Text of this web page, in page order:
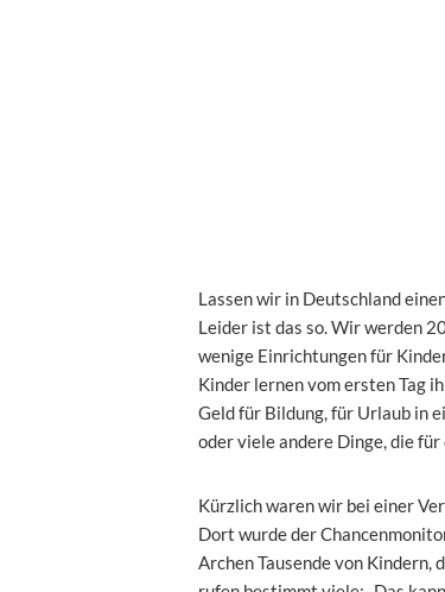
Lassen wir in Deutschland
Leider ist das so. Wir werden
wenige Einrichtungen für
Kinder lernen vom ersten Tag
Geld für Bildung, für Urlaub in
oder viele andere Dinge, die
Kürzlich waren wir bei einer
Dort wurde der
Archen Tausende von Kindern,